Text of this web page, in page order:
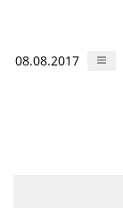
08.08.2017